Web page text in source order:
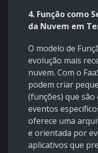
4. Função como
da Nuvem em
O modelo de
evolução mais
nuvem. Com o
podem criar
(funções) que
eventos
oferece uma
e orientada por
aplicativos que